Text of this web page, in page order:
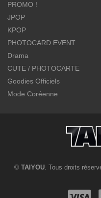
PROMO !
JPOP
KPOP
PHOTOCARD EVENT
Drama
CUTE / PHOTOCARTE
Goodies Officiels
Mode Coréenne
© TAIYOU. Tous droits